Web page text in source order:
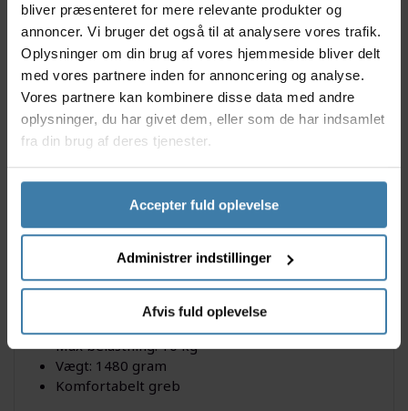
bliver præsenteret for mere relevante produkter og
annoncer. Vi bruger det også til at analysere vores trafik.
Oplysninger om din brug af vores hjemmeside bliver delt
med vores partnere inden for annoncering og analyse.
Vores partnere kan kombinere disse data med andre
oplysninger, du har givet dem, eller som de har indsamlet
fra din brug af deres tjenester.
Accepter fuld oplevelse
Administrer indstillinger
Afvis fuld oplevelse
et såkaldt AVS-system til cykelkurven, så
monteringen bliver nemt og hurtigt. Kurven kan
indeholde 22 liter, så der er plads til det meste.
Anvendelse
Cykelkurven er ideel til travle og praktiske person,
der har brug for fleksibel og nem måde, til at have
sine varer med sig. Kurven passer til bagagebærer
en adapter tilkøbes.
Specifikationer
Indhold: 22 liter
Størrelse: 40 x 30 x 25 cm
Materiale: Stål
Max belastning: 10 kg
Vægt: 1480 gram
Komfortabelt greb